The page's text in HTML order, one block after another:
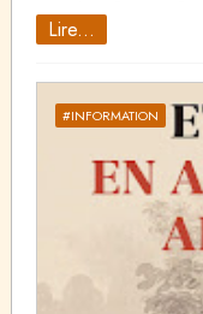
Lire...
#INFORMATION